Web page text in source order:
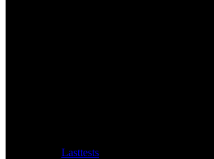
Lasttests